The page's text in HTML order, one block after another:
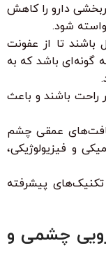
دارو را کاهش
شود.
باشند تا از عفونت
گونه‌ای باشد که به
راحت باشند و باعث
عمقی چشم
و فیزیولوژیکی،
تکنیک‌های پیشرفته
چشمی و